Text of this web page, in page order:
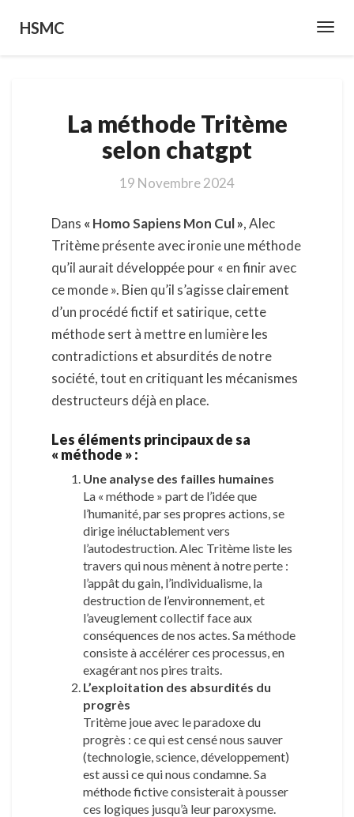
HSMC
a
m
é
h
d
e
r
i
t
è
e
s
e
o
n
h
a
t
g
p
t
La méthode Tritème
selon chatgpt
19 Novembre 2024
Dans « Homo Sapiens Mon Cul », Alec
Tritème présente avec ironie une méthode
qu’il aurait développée pour « en finir avec
ce monde ». Bien qu’il s’agisse clairement
d’un procédé fictif et satirique, cette
méthode sert à mettre en lumière les
contradictions et absurdités de notre
société, tout en critiquant les mécanismes
destructeurs déjà en place.
Les éléments principaux de sa
« méthode » :
Une analyse des failles humaines
La « méthode » part de l’idée que
l’humanité, par ses propres actions, se
dirige inéluctablement vers
l’autodestruction. Alec Tritème liste les
travers qui nous mènent à notre perte :
l’appât du gain, l’individualisme, la
destruction de l’environnement, et
l’aveuglement collectif face aux
conséquences de nos actes. Sa méthode
consiste à accélérer ces processus, en
exagérant nos pires traits.
L’exploitation des absurdités du
progrès
Tritème joue avec le paradoxe du
progrès : ce qui est censé nous sauver
(technologie, science, développement)
est aussi ce qui nous condamne. Sa
méthode fictive consisterait à pousser
ces logiques jusqu’à leur paroxysme.